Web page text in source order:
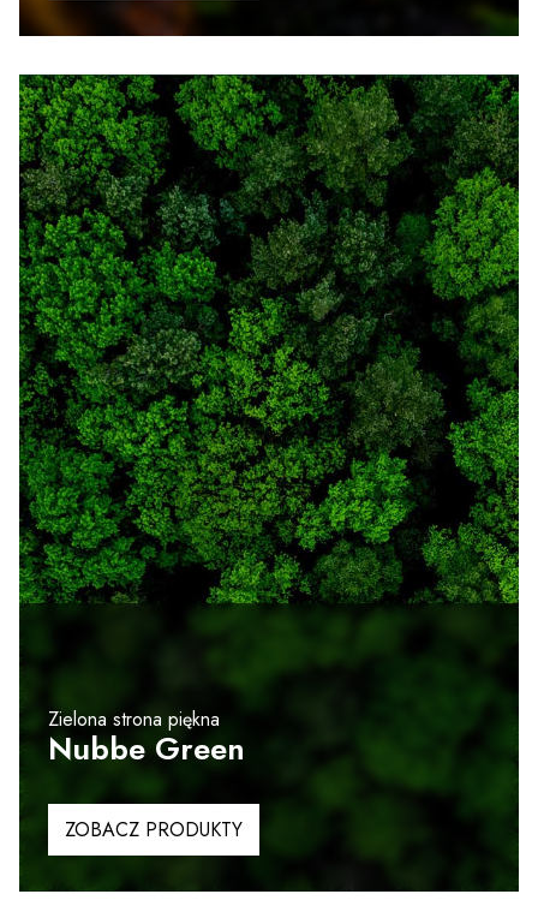
Zielona strona piękna
Nubbe Green
ZOBACZ PRODUKTY